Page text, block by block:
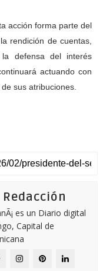
acción forma parte del
rendición de cuentas,
defensa del interés
actuando con
sus atribuciones.
es un Diario digital
Capital de